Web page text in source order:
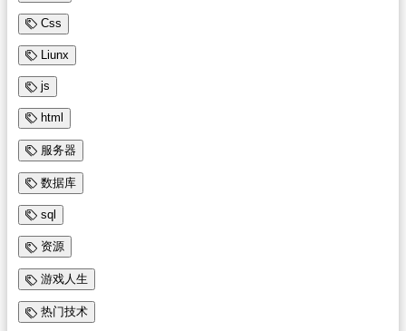
Css
Liunx
js
html
服务器
数据库
sql
资源
游戏人生
热门技术